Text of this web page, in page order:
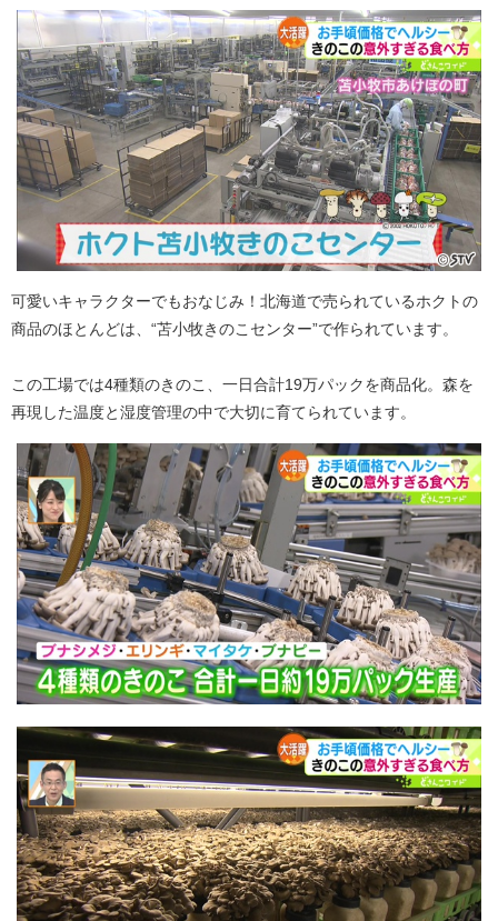
可愛いキャラクターでもおなじみ！北海道で売られているホクトの
商品のほとんどは、“苫小牧きのこセンター”で作られています。
この工場では4種類のきのこ、一日合計19万パックを商品化。森を
再現した温度と湿度管理の中で大切に育てられています。